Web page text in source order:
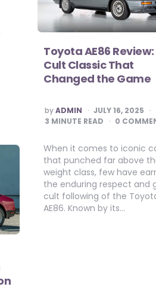
Toyota AE86
Cult Classic That
Changed the Game
POSTED
BY
by ADMIN
JULY 16, 2025
3 MINUTE READ 0
When it comes to iconic
that punched far above
weight class, few have
the enduring respect and
cult following of the
AE86. Known by its…